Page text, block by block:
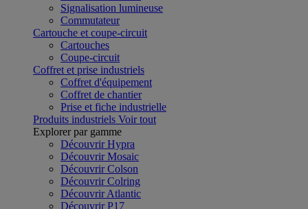
Signalisation lumineuse
Commutateur
Cartouche et coupe-circuit
Cartouches
Coupe-circuit
Coffret et prise industriels
Coffret d'équipement
Coffret de chantier
Prise et fiche industrielle
Produits industriels Voir tout
Explorer par gamme
Découvrir Hypra
Découvrir Mosaic
Découvrir Colson
Découvrir Colring
Découvrir Atlantic
Découvrir P17